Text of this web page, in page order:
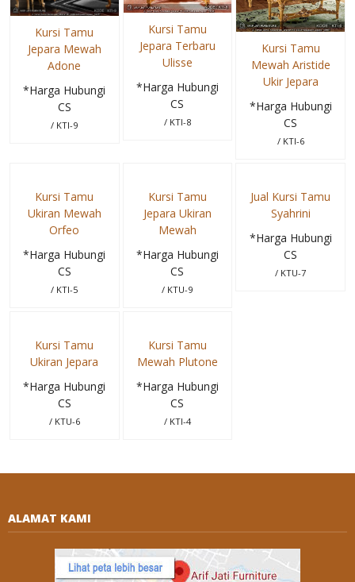
Kursi Tamu
Jepara Mewah
Adone
*Harga Hubungi
CS
/ KTI-9
Kursi Tamu
Jepara Terbaru
Ulisse
*Harga Hubungi
CS
/ KTI-8
Kursi Tamu
Mewah Aristide
Ukir Jepara
*Harga Hubungi
CS
/ KTI-6
Kursi Tamu
Ukiran Mewah
Orfeo
*Harga Hubungi
CS
/ KTI-5
Kursi Tamu
Jepara Ukiran
Mewah
*Harga Hubungi
CS
/ KTU-9
Jual Kursi Tamu
Syahrini
*Harga Hubungi
CS
/ KTU-7
Kursi Tamu
Ukiran Jepara
*Harga Hubungi
CS
/ KTU-6
Kursi Tamu
Mewah Plutone
*Harga Hubungi
CS
/ KTI-4
ALAMAT KAMI